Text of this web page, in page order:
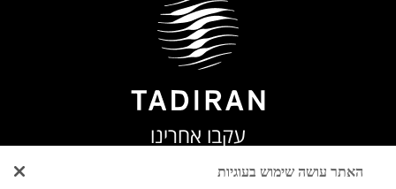
עקבו אחרינו
האתר עושה שימוש בעוגיות